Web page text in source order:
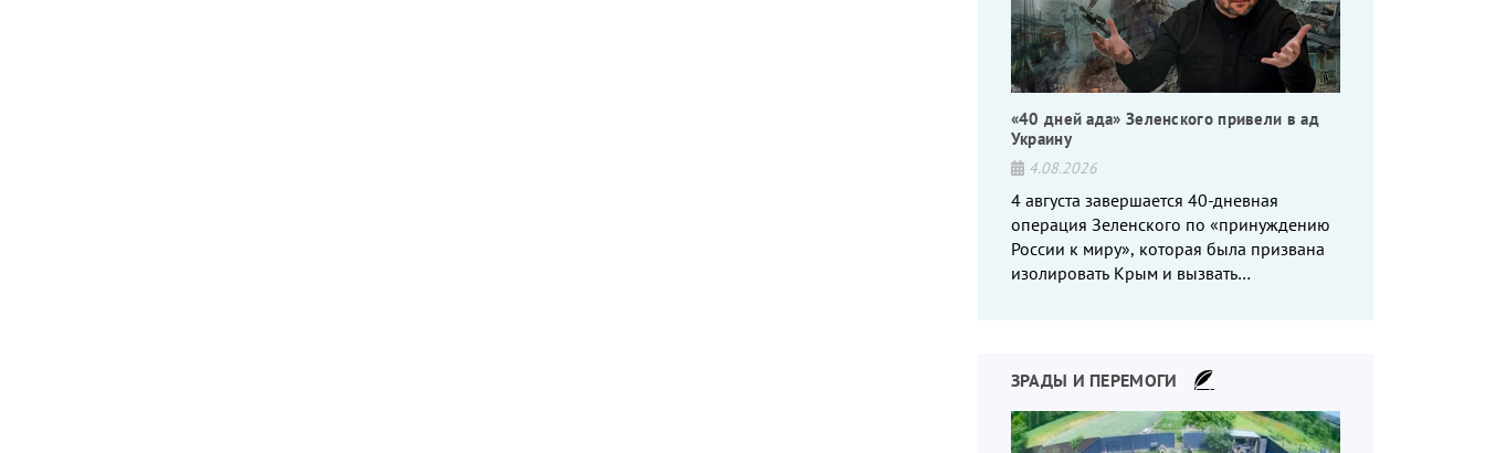
«40 дней ада» Зеленского привели в ад
Украину
4.08.2026
4 августа завершается 40-дневная
операция Зеленского по «принуждению
России к миру», которая была призвана
изолировать Крым и вызвать
ЗРАДЫ И ПЕРЕМОГИ